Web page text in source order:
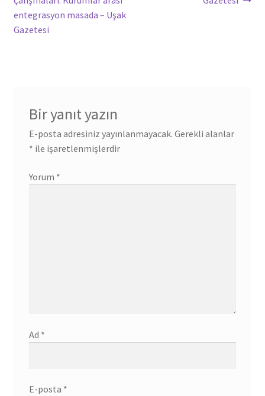
entegrasyon masada – Uşak
Gazetesi
Bir yanıt yazın
E-posta adresiniz yayınlanmayacak. Gerekli alanlar
* ile işaretlenmişlerdir
Yorum *
Ad *
E-posta *